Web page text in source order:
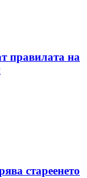
правилата на
стареенето